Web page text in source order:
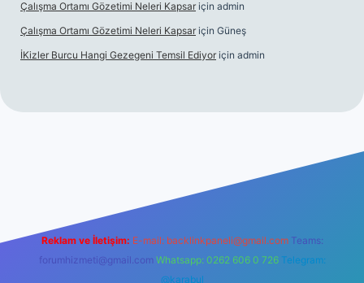
Çalışma Ortamı Gözetimi Neleri Kapsar için admin
Çalışma Ortamı Gözetimi Neleri Kapsar için Güneş
İKizler Burcu Hangi Gezegeni Temsil Ediyor için admin
Reklam ve İletişim: E-mail: backlinkpaneli@gmail.com Teams:
forumhizmeti@gmail.com Whatsapp: 0262 606 0 726 Telegram:
@karabul